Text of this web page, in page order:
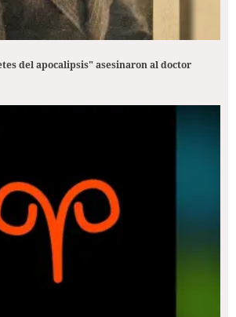
del apocalipsis" asesinaron al doctor